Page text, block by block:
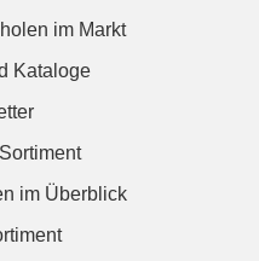
im Markt
Kataloge
im Überblick